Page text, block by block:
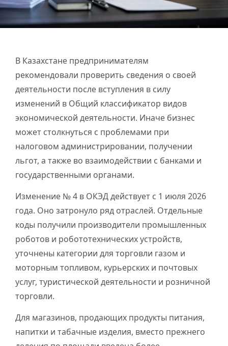
В Казахстане предпринимателям
рекомендовали проверить сведения о своей
деятельности после вступления в силу
изменений в Общий классификатор видов
экономической деятельности. Иначе бизнес
может столкнуться с проблемами при
налоговом администрировании, получении
льгот, а также во взаимодействии с банками и
государственными органами.
Изменение № 4 в ОКЭД действует с 1 июля 2026
года. Оно затронуло ряд отраслей. Отдельные
коды получили производители промышленных
роботов и робототехнических устройств,
уточнены категории для торговли газом и
моторным топливом, курьерских и почтовых
услуг, туристической деятельности и розничной
торговли.
Для магазинов, продающих продукты питания,
напитки и табачные изделия, вместо прежнего